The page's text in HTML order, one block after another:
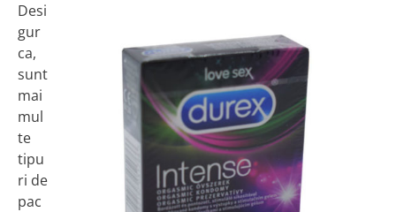
Desi
gur
ca,
sunt
mai
mul
te
tipu
ri de
pac